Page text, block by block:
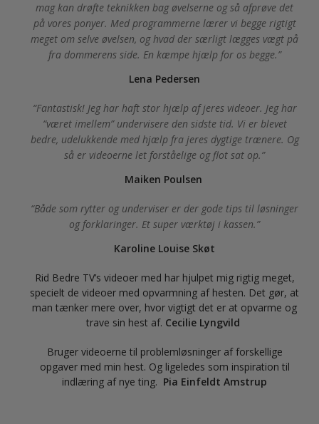
mag kan drøfte teknikken bag øvelserne og så afprøve det
på vores ponyer. Med programmerne lærer vi begge rigtigt
meget om selve øvelsen, og hvad der særligt lægges vægt på
fra dommerens side. En kæmpe hjælp for os begge.
Lena Pedersen
Fantastisk! Jeg har haft stor hjælp af jeres videoer. Jeg har
“været imellem” undervisere den sidste tid. Vi er blevet
bedre, udelukkende med hjælp fra jeres dygtige trænere. Og
så er videoerne let forståelige og flot sat op.
Maiken Poulsen
Både som rytter og underviser er der gode tips til løsninger
og forklaringer. Et super værktøj i kassen.
Karoline Louise Skøt
Rid Bedre TV’s videoer med har hjulpet mig rigtig meget,
specielt de videoer med opvarmning af hesten. Det gør, at
man tænker mere over, hvor vigtigt det er at opvarme og
trave sin hest af. Cecilie Lyngvild
Bruger videoerne til problemløsninger af forskellige
opgaver med min hest. Og ligeledes som inspiration til
indlæring af nye ting. Pia Einfeldt Amstrup